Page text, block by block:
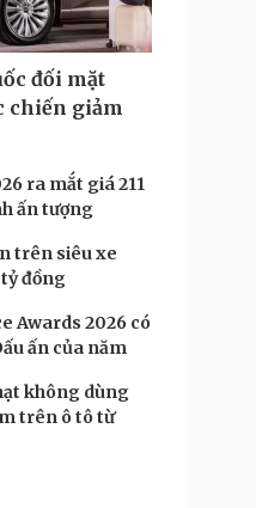
đối mặt
chiến giảm
ra mắt giá 211
ấn tượng
trên siêu xe
đồng
Awards 2026 có
ấn của năm
không dùng
trên ô tô từ